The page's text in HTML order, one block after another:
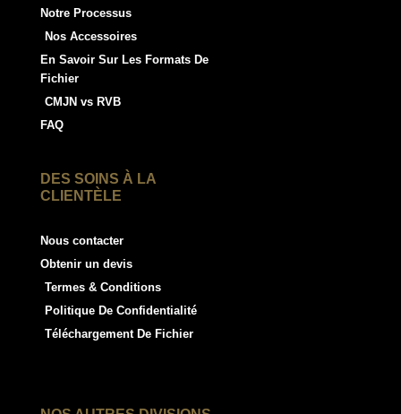
Notre Processus
Nos Accessoires
En Savoir Sur Les Formats De
Fichier
CMJN vs RVB
FAQ
DES SOINS À LA
CLIENTÈLE
Nous contacter
Obtenir un devis
Termes & Conditions
Politique De Confidentialité
Téléchargement De Fichier